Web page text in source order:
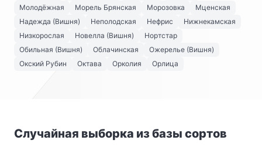
Молодёжная
Морель Брянская Морозовка
Мценская
Надежда (Вишня)
Неполодская Нефрис
Нижнекамская
Низкорослая
Новелла (Вишня)
Нортстар
Обильная (Вишня)
Облачинская
Ожерелье (Вишня)
Окский Рубин
Октава Орколия Орлица
Случайная выборка из базы сортов